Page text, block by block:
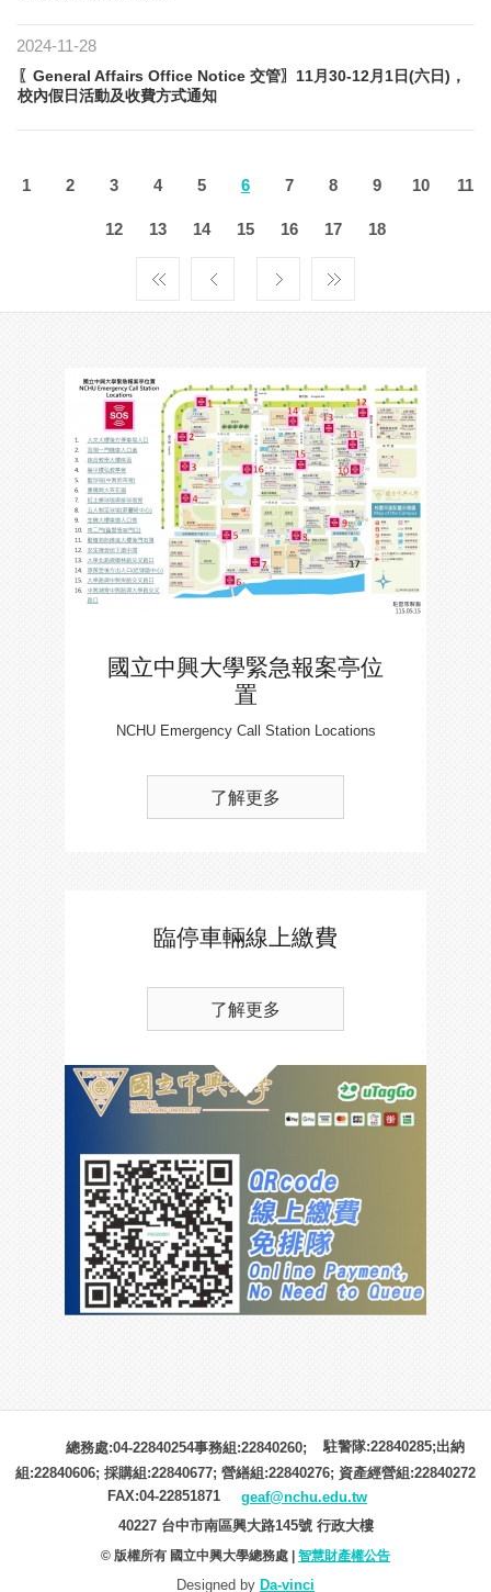
2024-11-28
〖General Affairs Office Notice 交管〗11月30-12月1日(六日)，
校內假日活動及收費方式通知
1 2 3 4 5 6 7 8 9 10 11
12 13 14 15 16 17 18
國立中興大學緊急報案亭位
置
NCHU Emergency Call Station Locations
了解更多
臨停車輛線上繳費
了解更多
總務處:04-22840254事務組:22840260;
駐警隊:22840285;出納
組:22840606; 採購組:22840677; 營繕組:22840276; 資產經營組:22840272
FAX:04-22851871
geaf@nchu.edu.tw
40227 台中市南區興大路145號 行政大樓
© 版權所有 國立中興大學總務處 | 智慧財產權公告
Designed by Da-vinci